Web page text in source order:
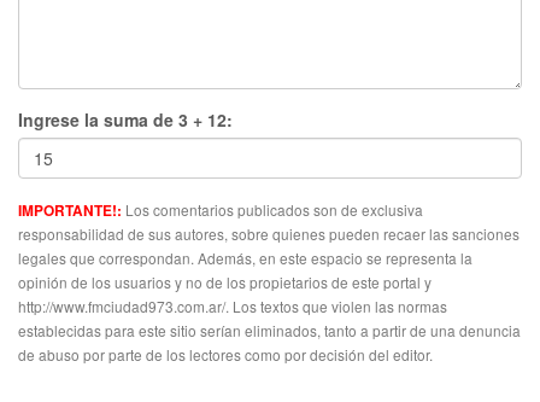
Ingrese la suma de 3 + 12:
IMPORTANTE!: Los comentarios publicados son de exclusiva
responsabilidad de sus autores, sobre quienes pueden recaer las sanciones
legales que correspondan. Además, en este espacio se representa la
opinión de los usuarios y no de los propietarios de este portal y
http://www.fmciudad973.com.ar/. Los textos que violen las normas
establecidas para este sitio serían eliminados, tanto a partir de una denuncia
de abuso por parte de los lectores como por decisión del editor.